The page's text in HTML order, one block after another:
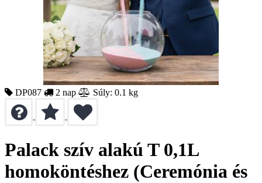
DP087 2 nap Súly: 0.1 kg
Palack szív alakú T 0,1L
homoköntéshez (Ceremónia és